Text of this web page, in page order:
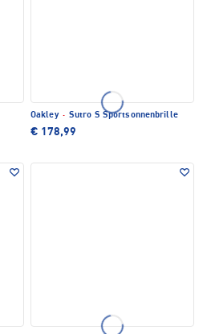
Oakley · Sutro S Sportsonnenbrille
€ 178,99